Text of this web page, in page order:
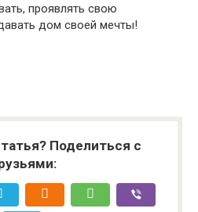
проявлять свою
дом своей мечты!
Поделиться с